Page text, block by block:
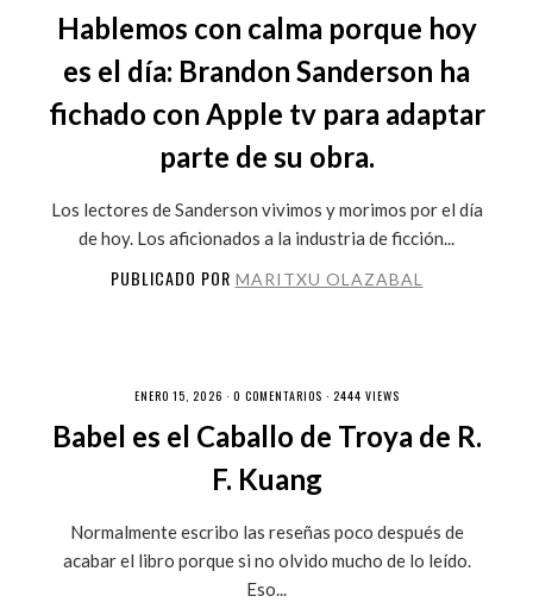
Hablemos con calma porque hoy
es el día: Brandon Sanderson ha
fichado con Apple tv para adaptar
parte de su obra.
Los lectores de Sanderson vivimos y morimos por el día
de hoy. Los aficionados a la industria de ficción...
PUBLICADO POR MARITXU OLAZABAL
ENERO 15, 2026 · 0 COMENTARIOS · 2444 VIEWS
Babel es el Caballo de Troya de R.
F. Kuang
Normalmente escribo las reseñas poco después de
acabar el libro porque si no olvido mucho de lo leído.
Eso...